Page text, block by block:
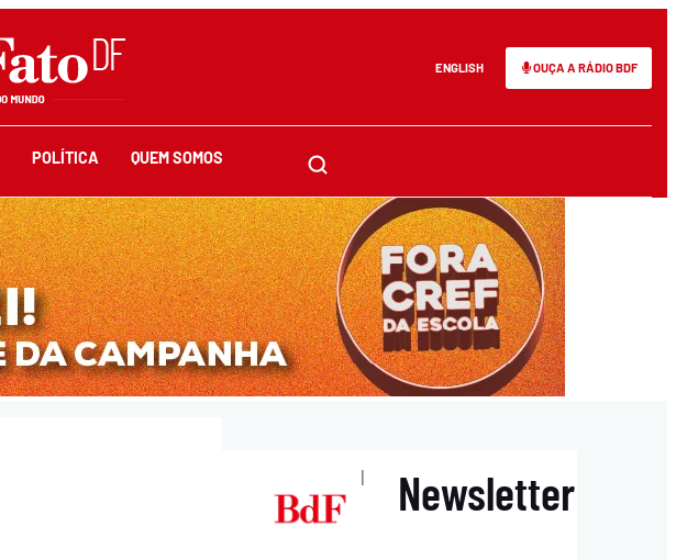
ENGLISH OUÇA A RÁDIO BDF
POLÍTICA QUEM SOMOS
| Newsletter